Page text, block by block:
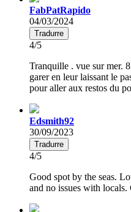
FabPatRapido
04/03/2024
Tradurre
4/5
Tranquille . vue sur mer.
garer en leur laissant le
pour aller aux restos du
Edsmith92
30/09/2023
Tradurre
4/5
Good spot by the seas.
and no issues with locals.